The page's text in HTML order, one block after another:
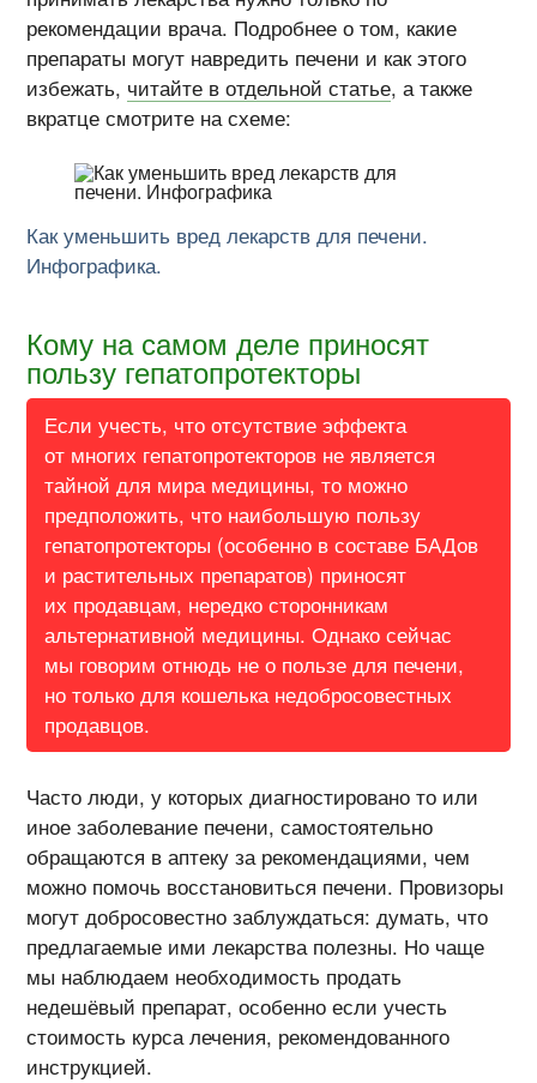
рекомендации врача. Подробнее о том, какие
препараты могут навредить печени и как этого
избежать, читайте в отдельной статье, а также
вкратце смотрите на схеме:
Как уменьшить вред лекарств для печени.
Инфографика.
Кому на самом деле приносят
пользу гепатопротекторы
Если учесть, что отсутствие эффекта
от многих гепатопротекторов не является
тайной для мира медицины, то можно
предположить, что наибольшую пользу
гепатопротекторы (особенно в составе БАДов
и растительных препаратов) приносят
их продавцам, нередко сторонникам
альтернативной медицины. Однако сейчас
мы говорим отнюдь не о пользе для печени,
но только для кошелька недобросовестных
продавцов.
Часто люди, у которых диагностировано то или
иное заболевание печени, самостоятельно
обращаются в аптеку за рекомендациями, чем
можно помочь восстановиться печени. Провизоры
могут добросовестно заблуждаться: думать, что
предлагаемые ими лекарства полезны. Но чаще
мы наблюдаем необходимость продать
недешёвый препарат, особенно если учесть
стоимость курса лечения, рекомендованного
инструкцией.